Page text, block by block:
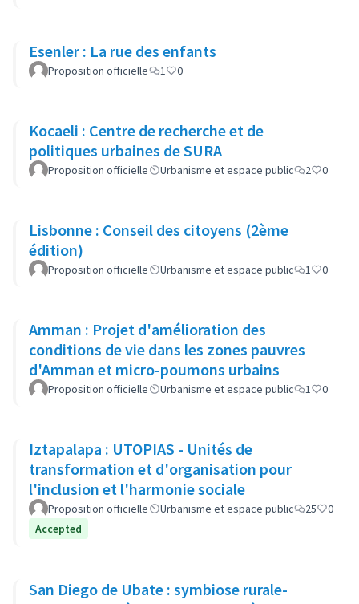
Esenler : La rue des enfants
Proposition officielle 1 0
Kocaeli : Centre de recherche et de
politiques urbaines de SURA
Proposition officielle Urbanisme et espace public 2 0
Lisbonne : Conseil des citoyens (2ème
édition)
Proposition officielle Urbanisme et espace public 1 0
Amman : Projet d'amélioration des
conditions de vie dans les zones pauvres
d'Amman et micro-poumons urbains
Proposition officielle Urbanisme et espace public 1 0
Iztapalapa : UTOPIAS - Unités de
transformation et d'organisation pour
l'inclusion et l'harmonie sociale
Proposition officielle Urbanisme et espace public 25
0
Accepted
San Diego de Ubate : symbiose rurale-